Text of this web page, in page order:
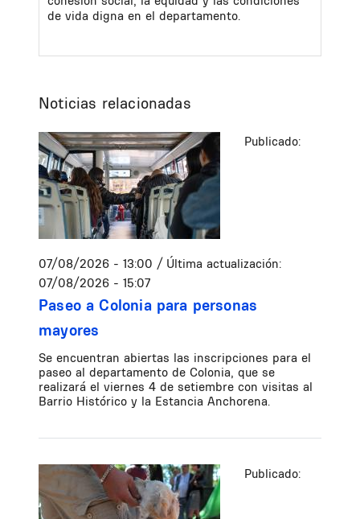
de vida digna en el departamento.
Noticias relacionadas
Publicado:
07/08/2026 - 13:00 / Última actualización:
07/08/2026 - 15:07
Paseo a Colonia para personas
mayores
Se encuentran abiertas las inscripciones para el
paseo al departamento de Colonia, que se
realizará el viernes 4 de setiembre con visitas al
Barrio Histórico y la Estancia Anchorena.
Publicado: